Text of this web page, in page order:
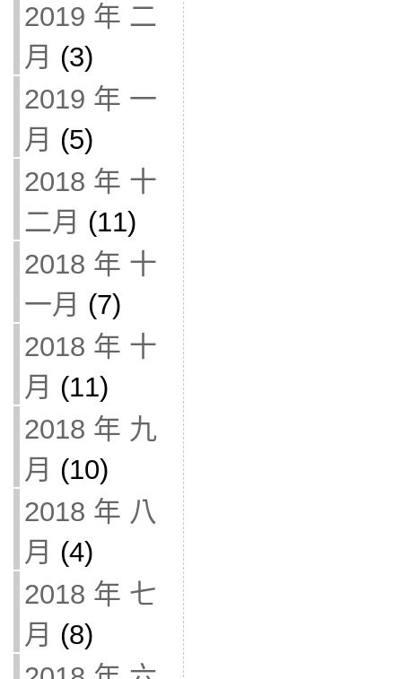
2019 年 二
月 (3)
2019 年 一
月 (5)
2018 年 十
二月 (11)
2018 年 十
一月 (7)
2018 年 十
月 (11)
2018 年 九
月 (10)
2018 年 八
月 (4)
2018 年 七
月 (8)